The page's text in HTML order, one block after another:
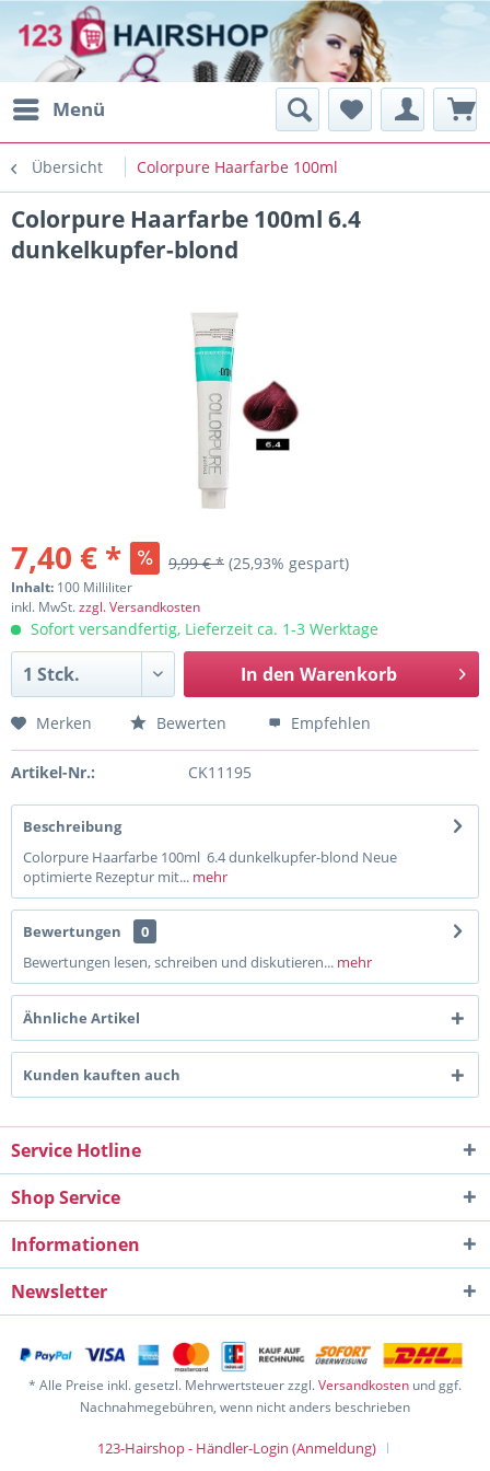
Menü
Übersicht Colorpure Haarfarbe 100ml
Colorpure Haarfarbe 100ml 6.4
dunkelkupfer-blond
7,40 € * 9,99 € * (25,93% gespart)
Inhalt: 100 Milliliter
inkl. MwSt.zzgl. Versandkosten
Sofort versandfertig, Lieferzeit ca. 1-3 Werktage
In den Warenkorb
Merken Bewerten Empfehlen
Artikel-Nr.: CK11195
Beschreibung
Colorpure Haarfarbe 100ml 6.4 dunkelkupfer-blond Neue
optimierte Rezeptur mit... mehr
Bewertungen
0
Bewertungen lesen, schreiben und diskutieren... mehr
Ähnliche Artikel
Kunden kauften auch
Service Hotline
Shop Service
Informationen
Newsletter
* Alle Preise inkl. gesetzl. Mehrwertsteuer zzgl.Versandkosten und ggf.
Nachnahmegebühren, wenn nicht anders beschrieben
123-Hairshop - Händler-Login (Anmeldung)